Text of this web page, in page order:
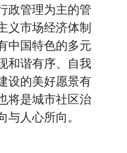
政管理为主的管
义市场经济体制
中国特色的多元
和谐有序、自我
设的美好愿景有
将是城市社区治
人心所向。